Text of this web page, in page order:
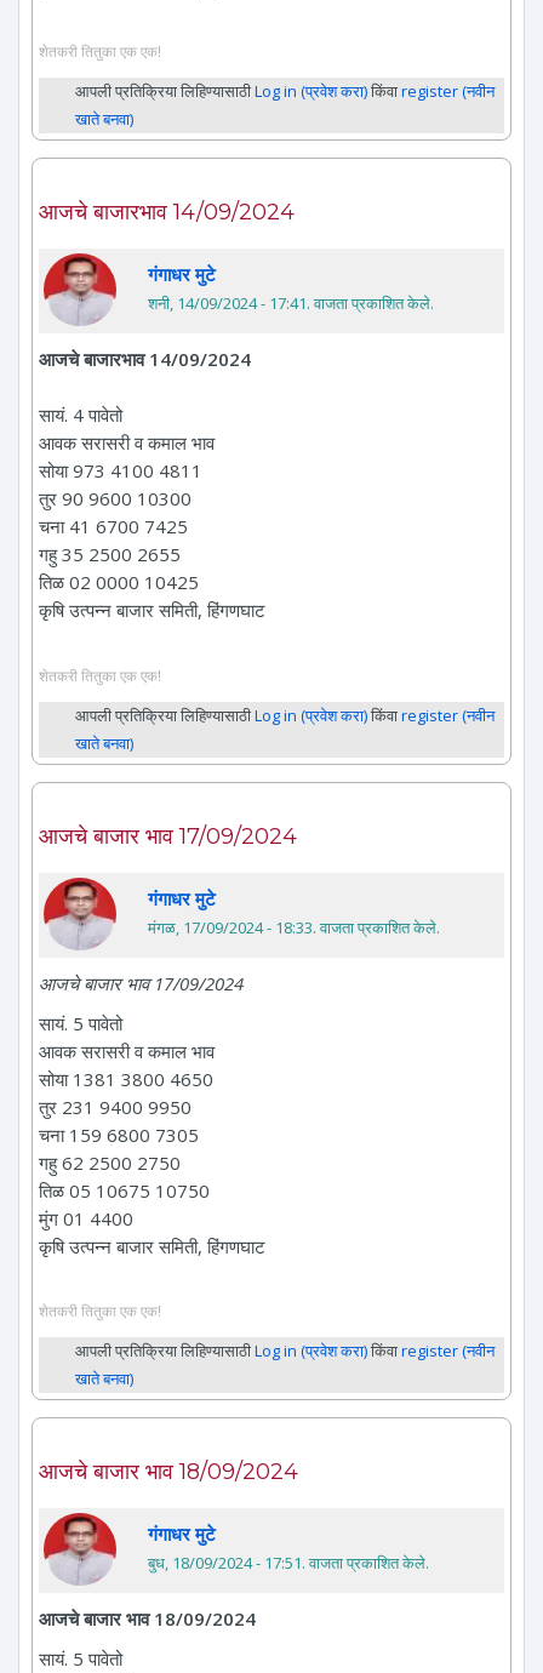
शेतकरी तितुका एक एक!
आपली प्रतिक्रिया लिहिण्यासाठीLog in (प्रवेश करा)किंवाregister (नवीन
खाते बनवा)
आजचे बाजारभाव 14/09/2024
गंगाधर मुटे
शनी, 14/09/2024 - 17:41. वाजता प्रकाशित केले.
आजचे बाजारभाव 14/09/2024
सायं. 4 पावेतो
आवक सरासरी व कमाल भाव
सोया 973 4100 4811
तुर 90 9600 10300
चना 41 6700 7425
गहु 35 2500 2655
तिळ 02 0000 10425
कृषि उत्पन्न बाजार समिती, हिंगणघाट
शेतकरी तितुका एक एक!
आपली प्रतिक्रिया लिहिण्यासाठीLog in (प्रवेश करा)किंवाregister (नवीन
खाते बनवा)
आजचे बाजार भाव 17/09/2024
गंगाधर मुटे
मंगळ, 17/09/2024 - 18:33. वाजता प्रकाशित केले.
आजचे बाजार भाव 17/09/2024
सायं. 5 पावेतो
आवक सरासरी व कमाल भाव
सोया 1381 3800 4650
तुर 231 9400 9950
चना 159 6800 7305
गहु 62 2500 2750
तिळ 05 10675 10750
मुंग 01 4400
कृषि उत्पन्न बाजार समिती, हिंगणघाट
शेतकरी तितुका एक एक!
आपली प्रतिक्रिया लिहिण्यासाठीLog in (प्रवेश करा)किंवाregister (नवीन
खाते बनवा)
आजचे बाजार भाव 18/09/2024
गंगाधर मुटे
बुध, 18/09/2024 - 17:51. वाजता प्रकाशित केले.
आजचे बाजार भाव 18/09/2024
सायं. 5 पावेतो